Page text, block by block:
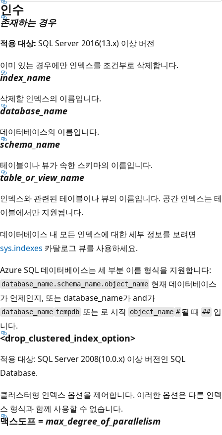
인수
존재하는 경우
적용 대상: SQL Server 2016(13.x) 이상 버전
이미 있는 경우에만 인덱스를 조건부로 삭제합니다.
index_name
삭제할 인덱스의 이름입니다.
database_name
데이터베이스의 이름입니다.
schema_name
테이블이나 뷰가 속한 스키마의 이름입니다.
table_or_view_name
인덱스와 관련된 테이블이나 뷰의 이름입니다. 공간 인덱스는 테
이블에서만 지원됩니다.
데이터베이스 내 모든 인덱스에 대한 세부 정보를 보려면
sys.indexes 카탈로그 뷰를 사용하세요.
Azure SQL 데이터베이스는 세 부분 이름 형식을 지원합니다:
database_name.schema_name.object_name 현재 데이터베이스
가 언제인지, 또는 database_name가 and가
database_name tempdb 또는 로 시작 object_name #될 때 ## 입
니다.
<drop_clustered_index_option>
적용 대상: SQL Server 2008(10.0.x) 이상 버전인 SQL
Database.
클러스터형 인덱스 옵션을 제어합니다. 이러한 옵션은 다른 인덱
스 형식과 함께 사용할 수 없습니다.
맥스도프 = max_degree_of_parallelism